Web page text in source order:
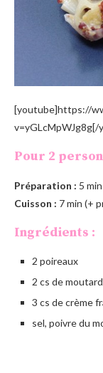
[youtube]https://
v=yGLcMpWJg8g[/
Pour 2
Préparation : 5 min
Cuisson : 7 min (+
Ingrédients :
2 poireaux
2 cs de
3 cs de crème
sel, poivre du